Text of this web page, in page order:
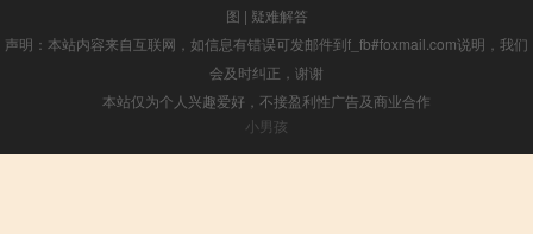
图 | 疑难解答
声明：本站内容来自互联网，如信息有错误可发邮件到f_fb#foxmail.com说明，我们
会及时纠正，谢谢
本站仅为个人兴趣爱好，不接盈利性广告及商业合作
小男孩